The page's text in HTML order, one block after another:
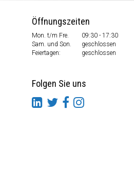
Öffnungszeiten
Mon. t/m Fre.
09:30 - 17:30
Sam. und Son.
geschlossen
Feiertagen:
geschlossen
Folgen Sie uns